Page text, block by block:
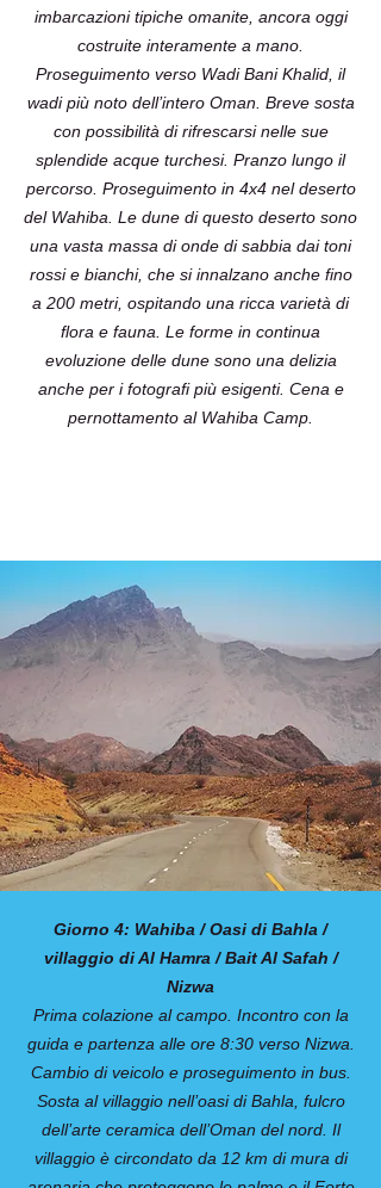
imbarcazioni tipiche omanite, ancora oggi
costruite interamente a mano.
Proseguimento verso Wadi Bani Khalid, il
wadi più noto dell’intero Oman. Breve sosta
con possibilità di rifrescarsi nelle sue
splendide acque turchesi. Pranzo lungo il
percorso. Proseguimento in 4x4 nel deserto
del Wahiba. Le dune di questo deserto sono
una vasta massa di onde di sabbia dai toni
rossi e bianchi, che si innalzano anche fino
a 200 metri, ospitando una ricca varietà di
flora e fauna. Le forme in continua
evoluzione delle dune sono una delizia
anche per i fotografi più esigenti. Cena e
pernottamento al Wahiba Camp.
Giorno 4: Wahiba / Oasi di Bahla /
villaggio di Al Hamra / Bait Al Safah /
Nizwa
Prima colazione al campo. Incontro con la
guida e partenza alle ore 8:30 verso Nizwa.
Cambio di veicolo e proseguimento in bus.
Sosta al villaggio nell’oasi di Bahla, fulcro
dell’arte ceramica dell’Oman del nord. Il
villaggio è circondato da 12 km di mura di